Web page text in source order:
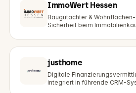
ImmoWert Hessen
Baugutachter &
Sicherheit beim
justhome
Digitale
integriert in führende CRM-